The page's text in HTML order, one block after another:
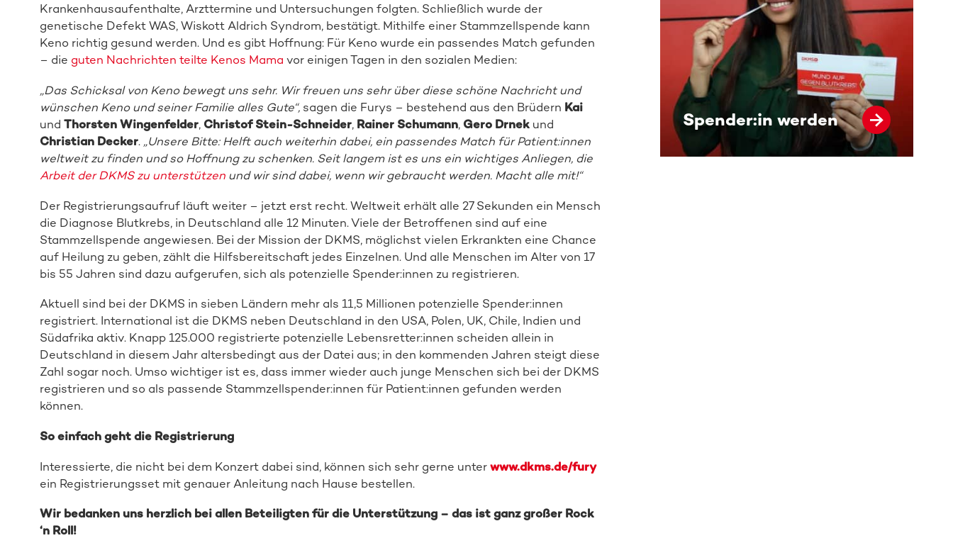
Krankenhausaufenthalte, Arzttermine und Untersuchungen folgten. Schließlich wurde der
genetische Defekt WAS, Wiskott Aldrich Syndrom, bestätigt. Mithilfe einer Stammzellspende kann
Keno richtig gesund werden. Und es gibt Hoffnung: Für Keno wurde ein passendes Match gefunden
– die guten Nachrichten teilte Kenos Mama vor einigen Tagen in den sozialen Medien:
„Das Schicksal von Keno bewegt uns sehr. Wir freuen uns sehr über diese schöne Nachricht und
wünschen Keno und seiner Familie alles Gute“, sagen die Furys – bestehend aus den Brüdern Kai
und Thorsten Wingenfelder, Christof Stein-Schneider, Rainer Schumann, Gero Drnekund
Christian Decker. „Unsere Bitte: Helft auch weiterhin dabei, ein passendes Match für Patient:innen
weltweit zu finden und so Hoffnung zu schenken. Seit langem ist es uns ein wichtiges Anliegen, die
Arbeit der DKMS zu unterstützenund wir sind dabei, wenn wir gebraucht werden. Macht alle mit!“
Der Registrierungsaufruf läuft weiter – jetzt erst recht. Weltweit erhält alle 27 Sekunden ein Mensch
die Diagnose Blutkrebs, in Deutschland alle 12 Minuten. Viele der Betroffenen sind auf eine
Stammzellspende angewiesen. Bei der Mission der DKMS, möglichst vielen Erkrankten eine Chance
auf Heilung zu geben, zählt die Hilfsbereitschaft jedes Einzelnen. Und alle Menschen im Alter von 17
bis 55 Jahren sind dazu aufgerufen, sich als potenzielle Spender:innen zu registrieren.
Aktuell sind bei der DKMS in sieben Ländern mehr als 11,5 Millionen potenzielle Spender:innen
registriert. International ist die DKMS neben Deutschland in den USA, Polen, UK, Chile, Indien und
Südafrika aktiv. Knapp 125.000 registrierte potenzielle Lebensretter:innen scheiden allein in
Deutschland in diesem Jahr altersbedingt aus der Datei aus; in den kommenden Jahren steigt diese
Zahl sogar noch. Umso wichtiger ist es, dass immer wieder auch junge Menschen sich bei der DKMS
registrieren und so als passende Stammzellspender:innen für Patient:innen gefunden werden
können.
So einfach geht die Registrierung
Interessierte, die nicht bei dem Konzert dabei sind, können sich sehr gerne unter www.dkms.de/fury
ein Registrierungsset mit genauer Anleitung nach Hause bestellen.
Wir bedanken uns herzlich bei allen Beteiligten für die Unterstützung – das ist ganz großer Rock
‘n Roll!
Spender:in werden